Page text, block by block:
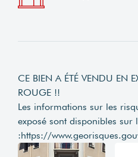
CE BIEN A ÉTÉ VENDU EN
ROUGE !!
Les informations sur les
exposé sont disponibles sur
:https://